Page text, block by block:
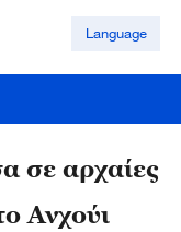
Language
σε αρχαίες
Ανχούι